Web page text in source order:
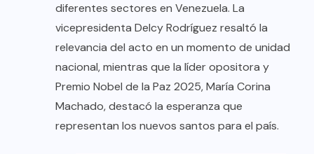
diferentes sectores en Venezuela. La
vicepresidenta Delcy Rodríguez resaltó la
relevancia del acto en un momento de unidad
nacional, mientras que la líder opositora y
Premio Nobel de la Paz 2025, María Corina
Machado, destacó la esperanza que
representan los nuevos santos para el país.